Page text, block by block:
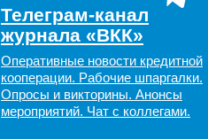
Телеграм-канал
журнала «ВКК»
Оперативные новости кредитной
кооперации. Рабочие шпаргалки.
Опросы и викторины. Анонсы
мероприятий. Чат с коллегами.